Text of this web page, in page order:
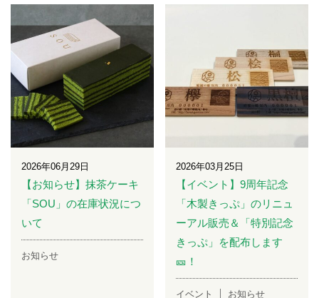
2026年06月29日
【お知らせ】抹茶ケーキ
「SOU」の在庫状況につ
いて
お知らせ
2026年03月25日
【イベント】9周年記念
「木製きっぷ」のリニュ
ーアル販売＆「特別記念
きっぷ」を配布します
🎫！
イベント
お知らせ